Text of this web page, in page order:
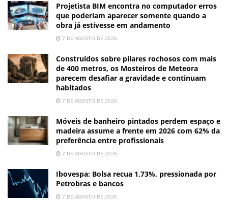
Projetista BIM encontra no computador erros
que poderiam aparecer somente quando a
obra já estivesse em andamento
7 DE AGOSTO DE 2026
Construídos sobre pilares rochosos com mais
de 400 metros, os Mosteiros de Meteora
parecem desafiar a gravidade e continuam
habitados
7 DE AGOSTO DE 2026
Móveis de banheiro pintados perdem espaço e
madeira assume a frente em 2026 com 62% da
preferência entre profissionais
7 DE AGOSTO DE 2026
Ibovespa: Bolsa recua 1,73%, pressionada por
Petrobras e bancos
7 DE AGOSTO DE 2026